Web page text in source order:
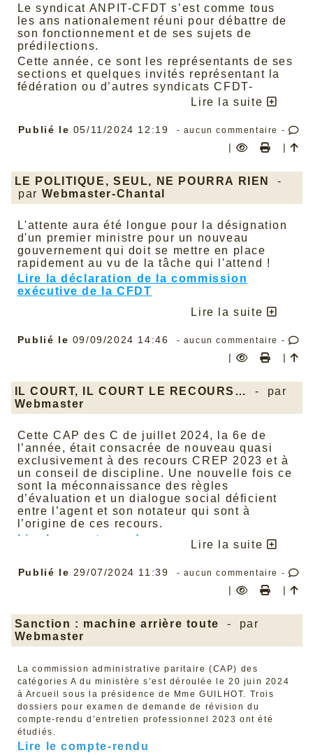
Le syndicat ANPIT-CFDT s’est comme tous
les ans nationalement réuni pour débattre de
son fonctionnement et de ses sujets de
prédilections.
Cette année, ce sont les représentants de ses
sections et quelques invités représentant la
fédération ou d’autres syndicats CFDT-
Défense qu’il a conviés à Quiberon, du 02 au
revendicatif.
Quiberon/
Lire la suite
Publié le 05/11/2024 12:19 - aucun commentaire -
| |
LE POLITIQUE, SEUL, NE POURRA RIEN
-
par Webmaster-Chantal
L'attente aura été longue pour la désignation
d'un premier ministre pour un nouveau
gouvernement qui doit se mettre en place
rapidement au vu de la tâche qui l'attend !
Lire la déclaration de la commission
exécutive de la CFDT
Lire la suite
Publié le 09/09/2024 14:46 - aucun commentaire -
| |
IL COURT, IL COURT LE RECOURS…
- par
Webmaster
Cette CAP des C de juillet 2024, la 6e de
l’année, était consacrée de nouveau quasi
exclusivement à des recours CREP 2023 et à
un conseil de discipline. Une nouvelle fois ce
sont la méconnaissance des règles
d’évaluation et un dialogue social déficient
entre l’agent et son notateur qui sont à
l’origine de ces recours.
Lire le compte rendu
Lire la suite
Publié le 29/07/2024 11:39 - aucun commentaire -
| |
Sanction : machine arrière toute
- par
Webmaster
La commission administrative paritaire (CAP) des
catégories A du ministère s’est déroulée le 20 juin 2024
à Arcueil sous la présidence de Mme GUILHOT. Trois
dossiers pour examen de demande de révision du
compte-rendu d’entretien professionnel 2023 ont été
étudiés.
Lire le compte-rendu